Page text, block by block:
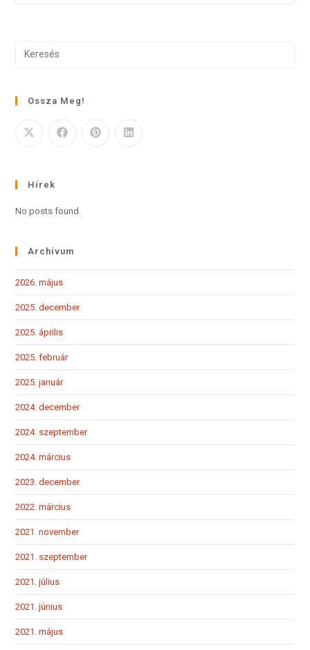
Ossza Meg!
Hírek
No posts found.
Archívum
2026. május
2025. december
2025. április
2025. február
2025. január
2024. december
2024. szeptember
2024. március
2023. december
2022. március
2021. november
2021. szeptember
2021. július
2021. június
2021. május